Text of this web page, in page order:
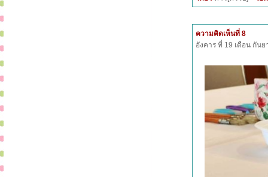
ความคิดเห็นที่ 8
อังคาร ที่ 19 เดือน กัน